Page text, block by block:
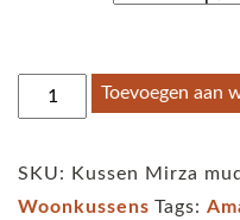
Kussen
Muqled
Toevoegen aan
SKU: Kussen Mirza
Woonkussens Tags: